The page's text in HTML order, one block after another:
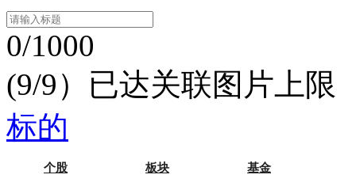
0/1000
(9/9）已达关联图片上限
标的
个股 板块 基金